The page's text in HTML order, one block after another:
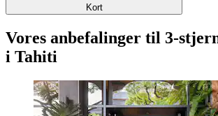
Kort
Vores anbefalinger til 3-
i Tahiti